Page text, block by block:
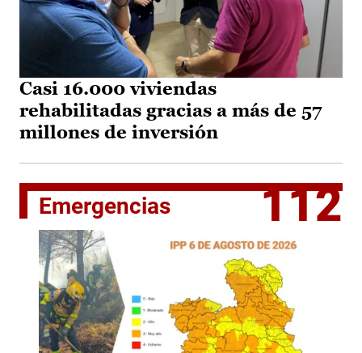
Casi 16.000 viviendas
rehabilitadas gracias a más de 57
millones de inversión
Emergencias 112